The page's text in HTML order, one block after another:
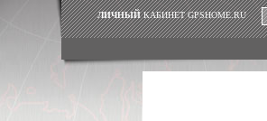
ЛИЧНЫЙКАБИНЕТ GPSHOME.RU